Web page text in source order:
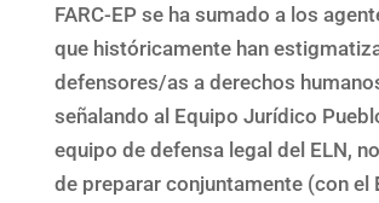
FARC-EP se ha sumado a los
que históricamente han
defensores/as a derechos
señalando al Equipo Jurídico
equipo de defensa legal del ELN,
de preparar conjuntamente (con el